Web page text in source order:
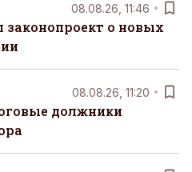
08.08.26, 11:46
о новых
08.08.26, 11:20
должники